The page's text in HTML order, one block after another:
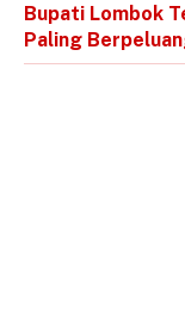
Bupati Lombok
Paling